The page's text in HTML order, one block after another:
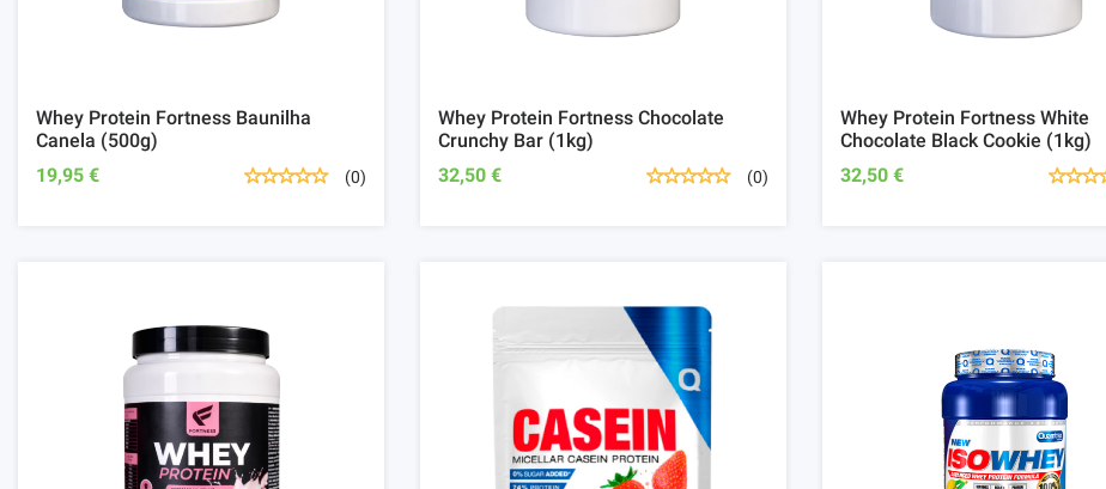
Whey Protein Fortness Baunilha
Canela (500g)
19,95 €
(0)
Whey Protein Fortness Chocolate
Crunchy Bar (1kg)
32,50 €
(0)
Whey Protein Fortness White
Chocolate Black Cookie (1kg)
32,50 €